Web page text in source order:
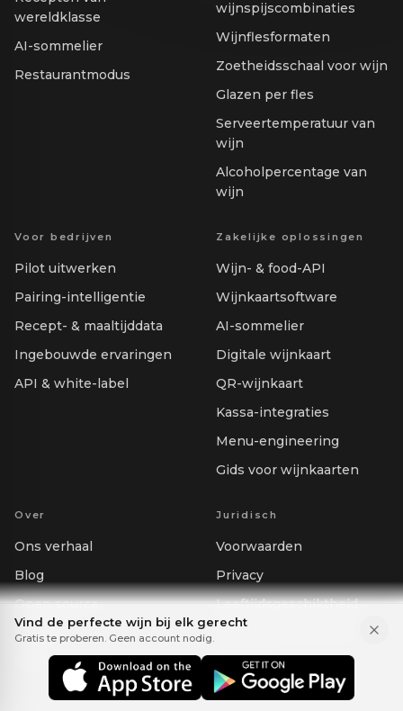
wereldklasse
AI-sommelier
Restaurantmodus
wijnspijscombinaties
Wijnflesformaten
Zoetheidsschaal voor wijn
Glazen per fles
Serveertemperatuur van
wijn
Alcoholpercentage van
wijn
Voor bedrijven
Pilot uitwerken
Pairing-intelligentie
Recept- & maaltijddata
Ingebouwde ervaringen
API & white-label
Zakelijke oplossingen
Wijn- & food-API
Wijnkaartsoftware
AI-sommelier
Digitale wijnkaart
QR-wijnkaart
Kassa-integraties
Menu-engineering
Gids voor wijnkaarten
Over
Ons verhaal
Blog
Open source
Perskit
Juridisch
Voorwaarden
Privacy
Leeftijdsgeschiktheid
Sitemap
Vind de perfecte wijn bij elk gerecht
Gratis te proberen. Geen account nodig.